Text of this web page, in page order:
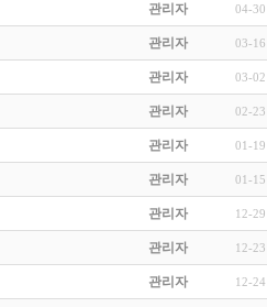
관리자 04-30
관리자 03-16
관리자 03-02
관리자 02-23
관리자 01-19
관리자 01-15
관리자 12-29
관리자 12-23
관리자 12-24